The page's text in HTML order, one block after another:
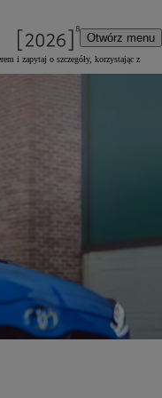
Otwórz menu
i zapytaj o szczegóły, korzystając z